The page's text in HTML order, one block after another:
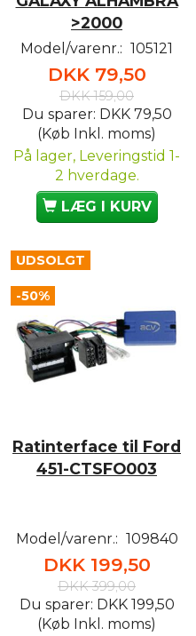
>2000
Model/varenr.: 105121
DKK 79,50
DKK 159,00
Du sparer: DKK 79,50
(Køb Inkl. moms)
På lager, Leveringstid 1-
2 hverdage.
LÆG I KURV
UDSOLGT
-50%
Ratinterface til Ford
451-CTSFO003
Model/varenr.: 109840
DKK 199,50
DKK 399,00
Du sparer: DKK 199,50
(Køb Inkl. moms)